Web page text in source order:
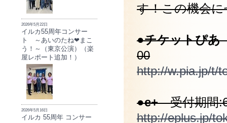
2026年5月22日
イルカ55周年コンサー
ト ～あいのたね❤まこ
う！～（東京公演）（楽
屋レポート追加！）
2026年5月16日
イルカ 55周年 コンサー
す！この機会
●チケットぴあ
00
http://w.pia.jp/t/
●e+受付期間:6/
http://eplus.jp/